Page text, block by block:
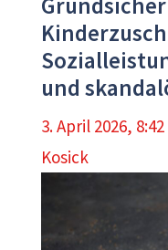
und
3. April 2026,
Kosick